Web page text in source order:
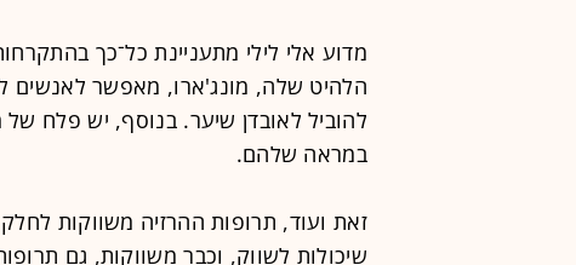
מדוע אלי לילי מתעניינת כל־כך
הלהיט שלה, מונג'ארו, מאפשר לאנשים
להוביל לאובדן שיער. בנוסף, יש פלח
במראה שלהם.
זאת ועוד, תרופות ההרזיה משווקות
שיכולות לשווק, וכבר משווקות, גם